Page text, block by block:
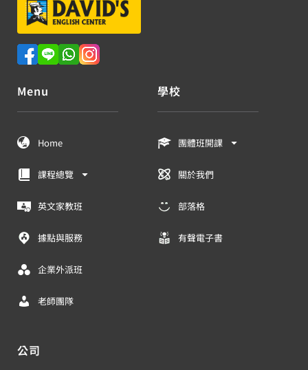
Menu
Home
課程總覽
英文家教班
據點與服務
企業外派班
老師團隊
學校
團體班開課
關於我們
部落格
有聲電子書
公司